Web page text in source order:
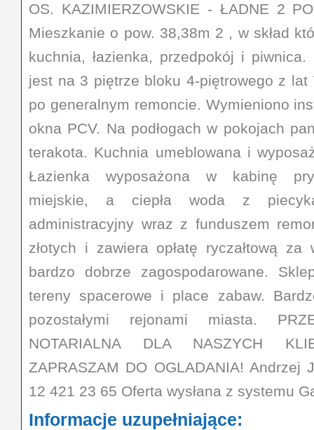
OS. KAZIMIERZOWSKIE - ŁADNE 2
Mieszkanie o pow. 38,38m 2 , w skład
kuchnia, łazienka, przedpokój i
jest na 3 piętrze bloku 4-piętrowego z
po generalnym remoncie. Wymieniono
okna PCV. Na podłogach w pokojach
terakota. Kuchnia umeblowana i
Łazienka wyposażona w kabinę
miejskie, a ciepła woda z
administracyjny wraz z funduszem
złotych i zawiera opłatę ryczałtową
bardzo dobrze zagospodarowane.
tereny spacerowe i place zabaw.
pozostałymi rejonami miasta.
NOTARIALNA DLA NASZYCH
ZAPRASZAM DO OGLADANIA!
12 421 23 65 Oferta wysłana z systemu
Informacje uzupełniające: